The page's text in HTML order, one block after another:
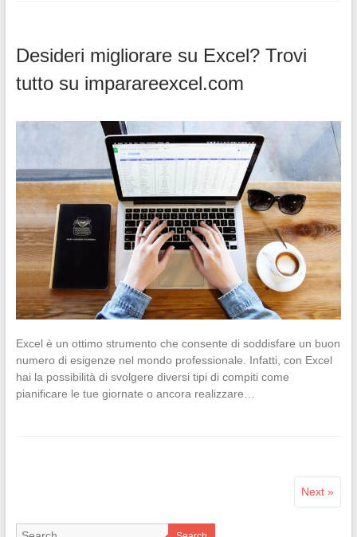
Desideri migliorare su Excel? Trovi
tutto su imparareexcel.com
Excel è un ottimo strumento che consente di soddisfare un buon
numero di esigenze nel mondo professionale. Infatti, con Excel
hai la possibilità di svolgere diversi tipi di compiti come
pianificare le tue giornate o ancora realizzare…
Next »